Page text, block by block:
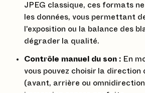
JPEG classique, ces formats
les données, vous permettant
l'exposition ou la balance des
dégrader la qualité.
Contrôle manuel du son : En
vous pouvez choisir la direction
(avant, arrière ou